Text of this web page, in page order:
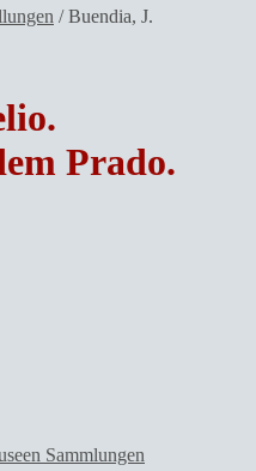
/Buendia, J.
Prado.
Sammlungen